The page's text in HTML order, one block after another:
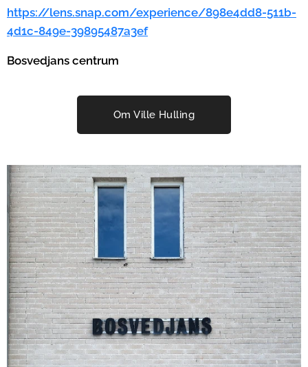
https://lens.snap.com/experience/898e4dd8-511b-
4d1c-849e-39895487a3ef
Bosvedjans centrum
Om Ville Hulling